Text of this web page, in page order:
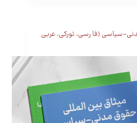
سیاسی (فا رسی، تورکی، عربی